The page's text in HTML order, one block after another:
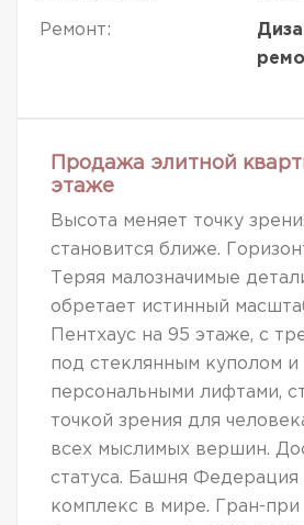
Ремонт:
Продажа элитной
этаже
Высота меняет точку
становится ближе.
Теряя малозначимые
обретает истинный
Пентхаус на 95 этаже, с
под стеклянным куполом и
персональными лифтами,
точкой зрения для
всех мыслимых вершин.
статуса. Башня Федерация
комплекс в мире. Гран-при